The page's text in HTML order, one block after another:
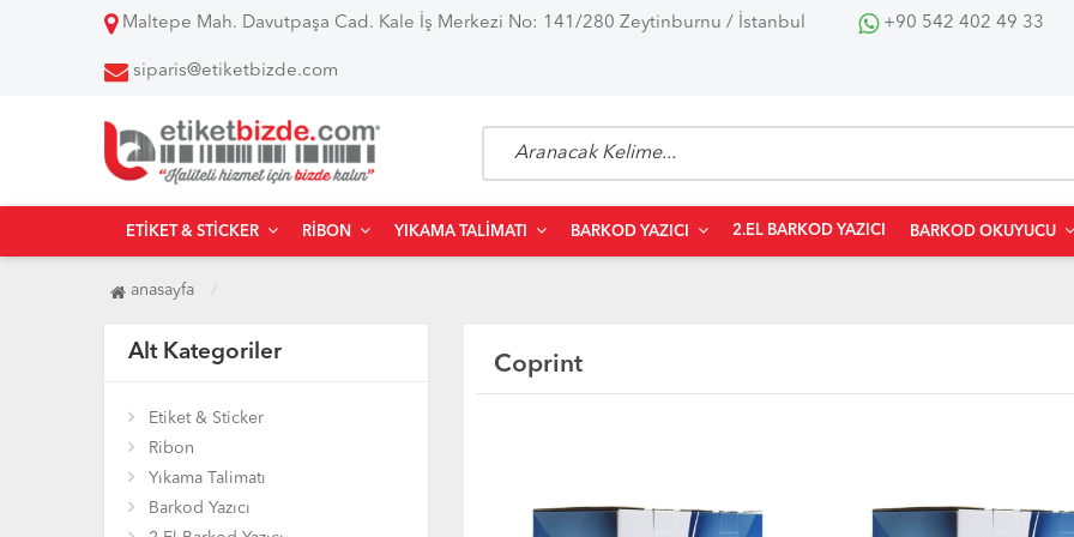
Maltepe Mah. Davutpaşa Cad. Kale İş Merkezi No: 141/280 Zeytinburnu / İstanbul +90 542 402 49 33
siparis@etiketbizde.com
ETIKET & STICKER RIBON YIKAMA TALIMATI BARKOD YAZICI 2.EL BARKOD YAZICI BARKOD OKUYUCU
anasayfa
Alt Kategoriler
Etiket & Sticker
Ribon
Yıkama Talimatı
Barkod Yazıcı
Coprint